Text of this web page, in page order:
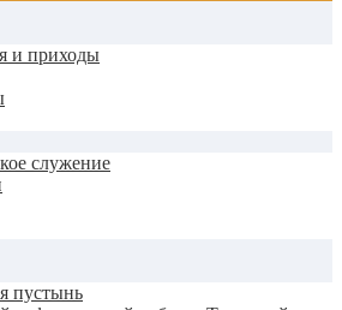
и приходы
служение
пустынь